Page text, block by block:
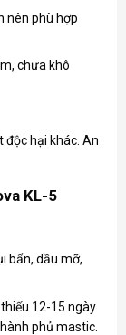
nên phù hợp
chưa khô
độc hại khác. An
KL-5
bẩn, dầu mỡ,
12-15 ngày
phủ mastic.